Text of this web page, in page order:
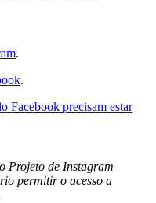
.
.
Facebook precisam estar
Projeto de Instagram
permitir o acesso a